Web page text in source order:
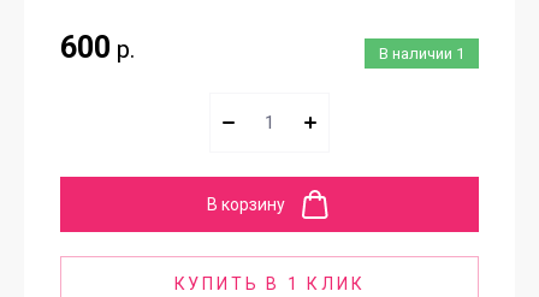
В наличии 1
600 р.
В корзину
КУПИТЬ В 1 КЛИК